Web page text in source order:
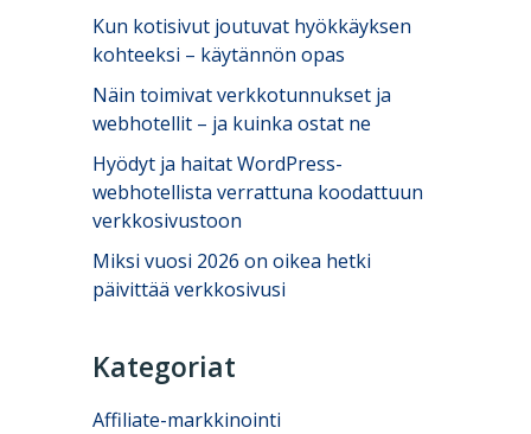
Kun kotisivut joutuvat hyökkäyksen
kohteeksi – käytännön opas
Näin toimivat verkkotunnukset ja
webhotellit – ja kuinka ostat ne
Hyödyt ja haitat WordPress-
webhotellista verrattuna koodattuun
verkkosivustoon
Miksi vuosi 2026 on oikea hetki
päivittää verkkosivusi
Kategoriat
Affiliate-markkinointi